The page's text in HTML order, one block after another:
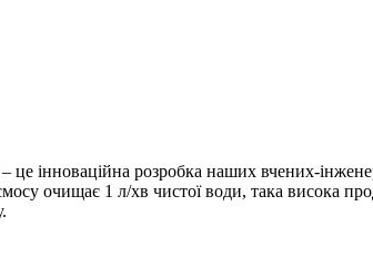
інноваційна розробка наших вчених-
очищає 1 л/хв чистої води, така висока